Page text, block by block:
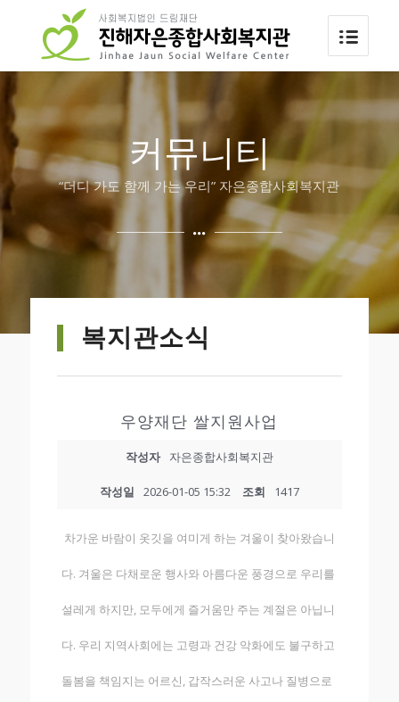
커뮤니티
“더디 가도 함께 가는 우리” 자은종합사회복지관
복지관소식
우양재단 쌀지원사업
작성자 자은종합사회복지관
작성일 2026-01-05 15:32 조회 1417
차가운 바람이 옷깃을 여미게 하는 겨울이 찾아왔습니
다. 겨울은 다채로운 행사와 아름다운 풍경으로 우리를
설레게 하지만, 모두에게 즐거움만 주는 계절은 아닙니
다. 우리 지역사회에는 고령과 건강 악화에도 불구하고
돌봄을 책임지는 어르신, 갑작스러운 사고나 질병으로